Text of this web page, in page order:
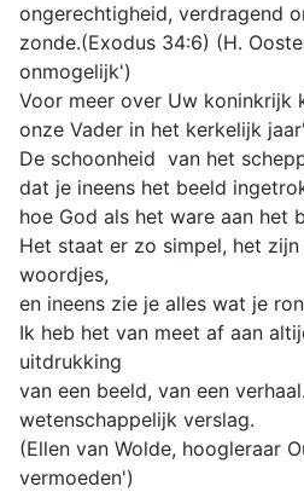
ongerechtigheid, verdragend
zonde.(Exodus 34:6) (H.
onmogelijk')
Voor meer over Uw koninkrijk
onze Vader in het kerkelijk
De schoonheid van het
dat je ineens het beeld
hoe God als het ware aan het
Het staat er zo simpel, het zijn
woordjes,
en ineens zie je alles wat je
Ik heb het van meet af aan
uitdrukking
van een beeld, van een
wetenschappelijk verslag.
(Ellen van Wolde, hoogleraar
vermoeden')